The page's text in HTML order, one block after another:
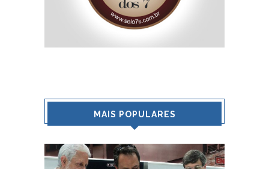
MAIS POPULARES